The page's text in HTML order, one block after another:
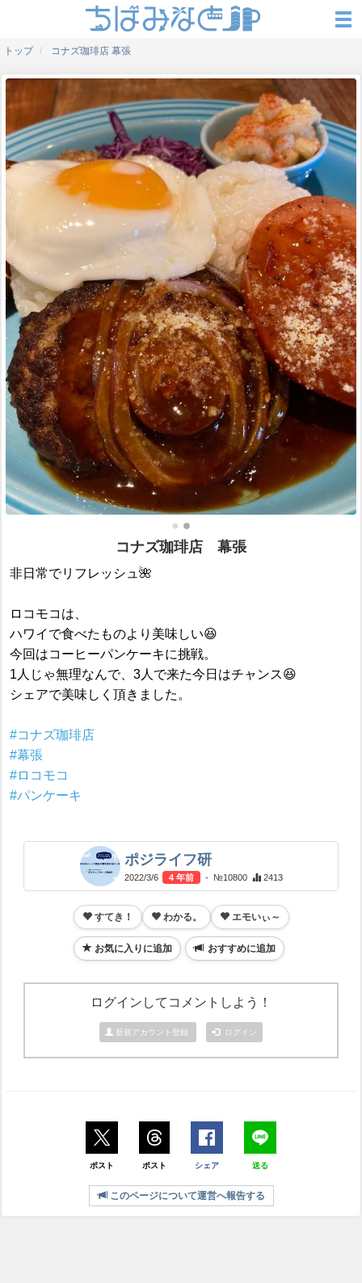
トップ コナズ珈琲店 幕張
コナズ珈琲店 幕張
非日常でリフレッシュ🌺
ロコモコは、
ハワイで食べたものより美味しい😆
今回はコーヒーパンケーキに挑戦。
1人じゃ無理なんで、3人で来た今日はチャンス😆
シェアで美味しく頂きました。
#コナズ珈琲店
#幕張
#ロコモコ
#パンケーキ
ポジライフ研
2022/3/6 4 年前 - №10800 2413
すてき！ わかる。 エモいぃ～
お気に入りに追加 おすすめに追加
ログインしてコメントしよう！
新規アカウント登録 ログイン
ポスト ポスト シェア 送る
このページについて運営へ報告する